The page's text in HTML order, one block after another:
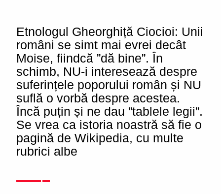
Etnologul Gheorghiță Ciocioi: Unii
români se simt mai evrei decât
Moise, fiindcă ”dă bine”. În
schimb, NU-i interesează despre
suferințele poporului român și NU
suflă o vorbă despre acestea.
Încă puțin și ne dau ”tablele legii”.
Se vrea ca istoria noastră să fie o
pagină de Wikipedia, cu multe
rubrici albe